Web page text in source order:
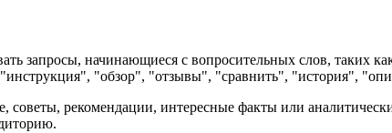
запросы, начинающиеся с вопросительных слов, таких
"обзор", "отзывы", "сравнить", "история",
рекомендации, интересные факты или